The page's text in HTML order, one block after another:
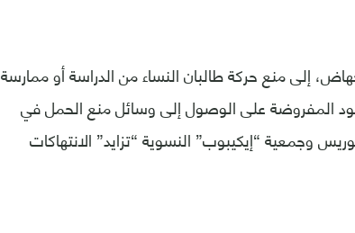
إلى منع حركة طالبان النساء من الدراسة أو ممارسة
المفروضة على الوصول إلى وسائل منع الحمل في
وجمعية “إيكيبوب” النسوية “تزايد” الانتهاكات